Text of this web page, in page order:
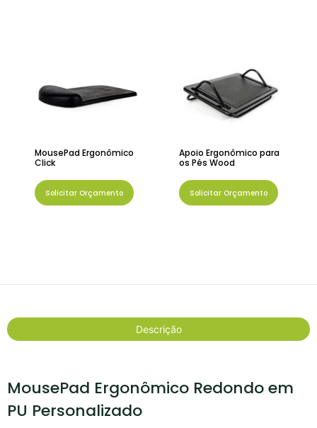
MousePad Ergonômico
Click
Solicitar Orçamento
Apoio Ergonômico para
os Pés Wood
Solicitar Orçamento
Descrição
MousePad Ergonômico Redondo em
PU Personalizado